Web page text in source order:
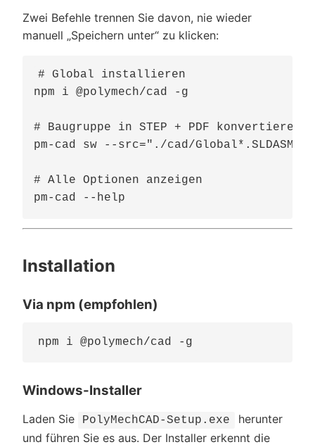
Zwei Befehle trennen Sie davon, nie wieder
manuell „Speichern unter“ zu klicken:
# Global installieren
npm i @polymech/cad -g
# Baugruppe in STEP + PDF konvertieren
pm-cad sw --src="./cad/Global*.SLDASM"
# Alle Optionen anzeigen
Installation
Via npm (empfohlen)
Windows-Installer
Laden Sie PolyMechCAD-Setup.exe
herunter
und führen Sie es aus. Der Installer erkennt die